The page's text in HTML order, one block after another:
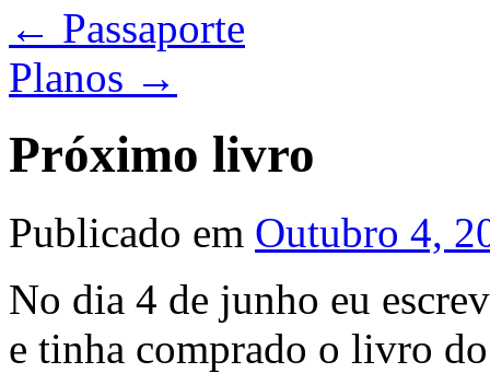
← Passaporte
Planos →
Próximo livro
Publicado em Outubro 4,
No dia 4 de junho eu
e tinha comprado o livro